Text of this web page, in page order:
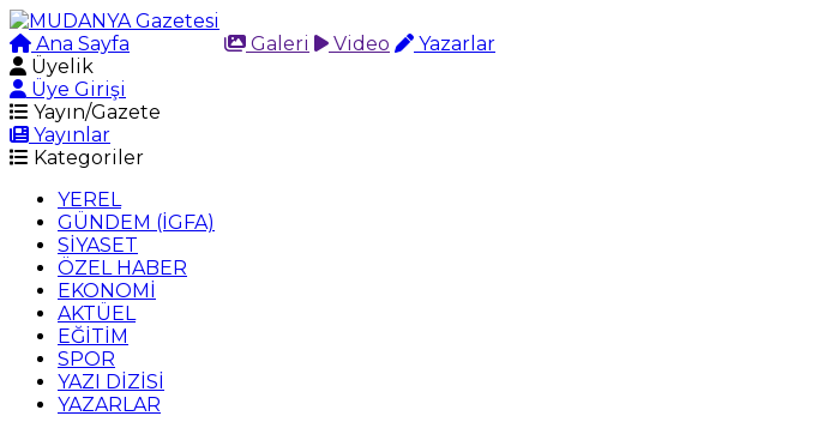
Ana Sayfa Galeri Video
Yazarlar
Üyelik
Üye Girişi
Yayın/Gazete
Yayınlar
Kategoriler
YEREL
GÜNDEM (İGFA)
SİYASET
ÖZEL HABER
EKONOMİ
AKTÜEL
EĞİTİM
SPOR
YAZI DİZİSİ
YAZARLAR